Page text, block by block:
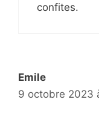
confites.
Emile
9 octobre 2023